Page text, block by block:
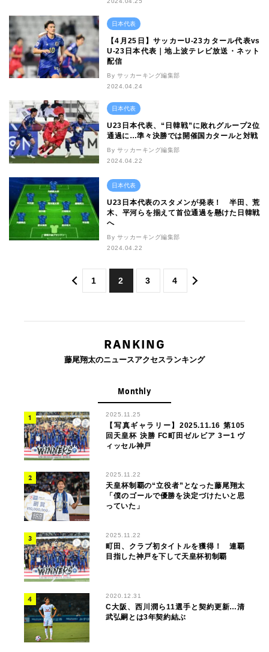
日本代表
【4月25日】サッカーU-23カタール代表vs
U-23日本代表｜地上波テレビ放送・ネット
配信
By サッカーキング編集部
2024.04.24
日本代表
U23日本代表、“日韓戦”に敗れグループ2位
通過に…準々決勝では開催国カタールと対戦
By サッカーキング編集部
2024.04.22
日本代表
U23日本代表のスタメンが発表！ 半田、荒
木、平河らを揃えて首位通過を懸けた日韓戦
へ
By サッカーキング編集部
2024.04.22
1 2 3 4
RANKING
藤尾翔太のニュースアクセスランキング
Monthly
2025.11.25
【写真ギャラリー】2025.11.16 第105
回天皇杯 決勝 FC町田ゼルビア 3ー1 ヴ
ィッセル神戸
2025.11.22
天皇杯制覇の“立役者”となった藤尾翔太
「僕のゴールで優勝を決定づけたいと思
っていた」
2025.11.22
町田、クラブ初タイトルを獲得！ 連覇
目指した神戸を下して天皇杯初制覇
2020.12.31
C大阪、西川潤ら11選手と契約更新…清
武弘嗣とは3年契約結ぶ